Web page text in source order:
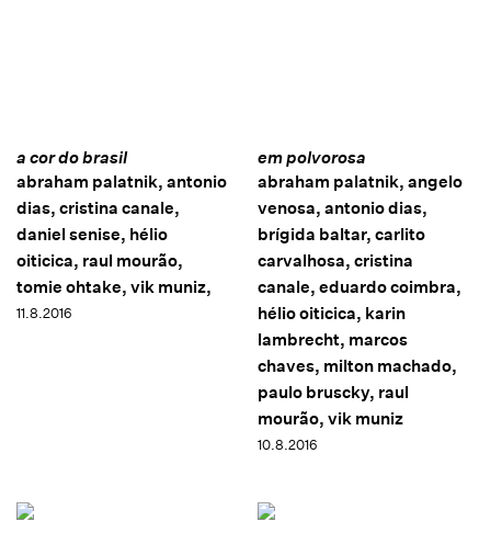
a cor do brasil
abraham palatnik, antonio
dias, cristina canale,
daniel senise, hélio
oiticica, raul mourão,
tomie ohtake, vik muniz,
11.8.2016
em polvorosa
abraham palatnik, angelo
venosa, antonio dias,
brígida baltar, carlito
carvalhosa, cristina
canale, eduardo coimbra,
hélio oiticica, karin
lambrecht, marcos
chaves, milton machado,
paulo bruscky, raul
mourão, vik muniz
10.8.2016